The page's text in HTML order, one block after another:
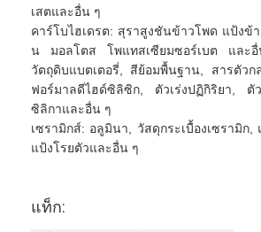
เสตและอื่น ๆ
คาร์โบไฮเดรต: สุราสูงชันข้าวโพด แป้งข้
น มอลโตส โพแทสเซียมซอร์เบต และอื่
วัตถุดิบแบตเตอรี่, สีย้อมพื้นฐาน, สารตัวก
ฟอร์มาลดีไฮด์ซิลิซิก, ตัวเร่งปฏิกิริยา, ตั
ซิลิกาและอื่น ๆ
เซรามิกส์: อลูมินา, วัสดุกระเบื้องเซรามิก,
แป้งโรยตัวและอื่น ๆ
แท็ก: